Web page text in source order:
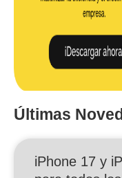
Últimas
iPhone 17 y